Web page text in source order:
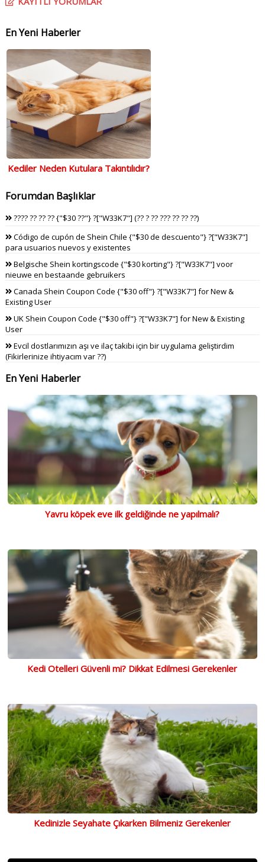
En Yeni Haberler
Kediler Neden Kutulara Takıntılıdır?
Forumdan Başlıklar
???? ?? ?? ?? {"$30 ??"} ?["W33K7"] (?? ? ?? ??? ?? ?? ??)
Código de cupón de Shein Chile {"$30 de descuento"} ?["W33K7"]
para usuarios nuevos y existentes
Belgische Shein kortingscode {"$30 korting"} ?["W33K7"] voor
nieuwe en bestaande gebruikers
Canada Shein Coupon Code {"$30 off"} ?["W33K7"] for New &
Existing User
UK Shein Coupon Code {"$30 off"} ?["W33K7"] for New & Existing
User
Evcil dostlarımızın aşı ve ilaç takibi için bir uygulama geliştirdim
(Fikirlerinize ihtiyacım var ??)
En Yeni Haberler
Yavru köpek eve ilk geldiğinde ne yapılmalı?
Kedi Otelleri Güvenli mi? Dikkat Edilmesi Gerekenler
Kedinizle Seyahate Çıkarken Bilmeniz Gerekenler